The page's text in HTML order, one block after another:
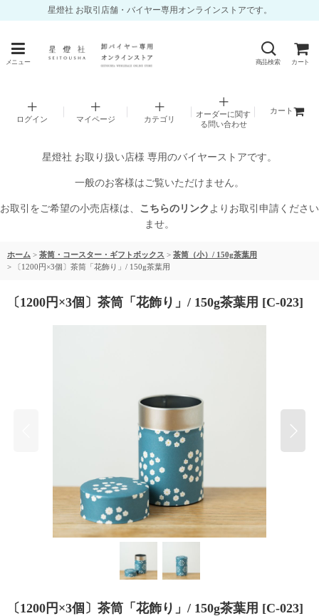
星燈社 お取引店舗・バイヤー専用オンラインストアです。
メニュー 商品検索 カート
ログイン マイページ カテゴリ
オーダーに関す
る問い合わせ
カート
星燈社 お取り扱い店様 専用のバイヤーストアです。
一般のお客様はご覧いただけません。
お取引をご希望の小売店様は、 こちらのリンク よりお取引申請ください
ませ。
ホーム > 茶筒・コースター・ギフトボックス > 茶筒（小）/ 150g茶葉用
>
〔1200円×3個〕茶筒「花飾り」/ 150g茶葉用
〔1200円×3個〕茶筒「花飾り」/ 150g茶葉用 [C-023]
〔1200円×3個〕茶筒「花飾り」/ 150g茶葉用 [C-023]